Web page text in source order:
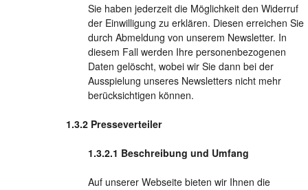
Sie haben jederzeit die Möglichkeit den Widerruf
der Einwilligung zu erklären. Diesen erreichen Sie
durch Abmeldung von unserem Newsletter. In
diesem Fall werden Ihre personenbezogenen
Daten gelöscht, wobei wir Sie dann bei der
Ausspielung unseres Newsletters nicht mehr
berücksichtigen können.
Presseverteiler
Beschreibung und Umfang
Auf unserer Webseite bieten wir Ihnen die